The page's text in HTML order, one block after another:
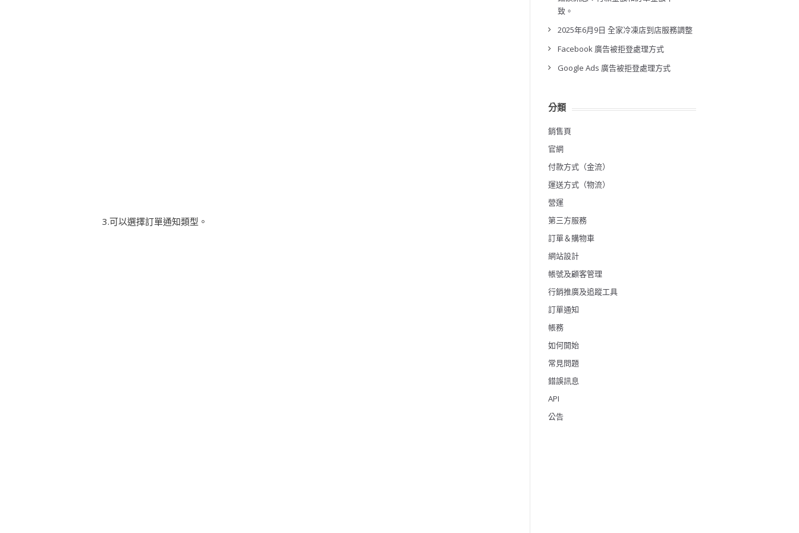
3.可以選擇訂單通知類型。
致。
2025年6月9日 全家冷凍店到店服務調整
Facebook 廣告被拒登處理方式
Google Ads 廣告被拒登處理方式
分類
銷售頁
官網
付款方式（金流）
運送方式（物流）
營運
第三方服務
訂單＆購物車
網站設計
帳號及顧客管理
行銷推廣及追蹤工具
訂單通知
帳務
如何開始
常見問題
錯誤訊息
API
公告